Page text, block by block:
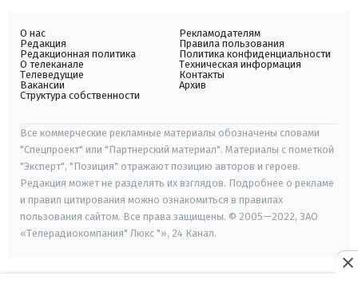
О нас
Редакция
Редакционная политика
О телеканале
Телеведущие
Вакансии
Структура собственности
Рекламодателям
Правила пользования
Политика конфиденциальности
Техническая информация
Контакты
Архив
Все коммерческие рекламные материалы обозначены словами
"Спецпроект" или "Партнерский материал". Материалы с пометкой
"Эксперт", "Позиция" отражают позицию авторов и героев.
Редакция может не разделять их взглядов. Подробнее о рекламе
и правил цитирования можно ознакомиться в правилах
пользования сайтом. Все права защищены. © 2005—2022, ЗАО
«Телерадиокомпания" Люкс "», 24 Канал.